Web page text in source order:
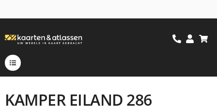
KAMPER EILAND 286